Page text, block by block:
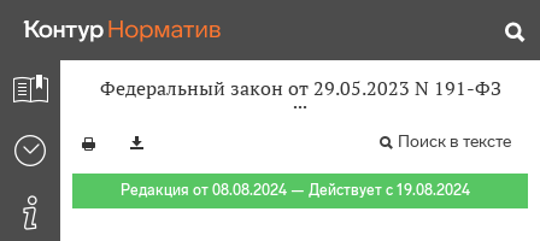
Федеральный закон от 29.05.2023 N 191-ФЗ
Поиск в тексте
Редакция от 08.08.2024 — Действует с 19.08.2024